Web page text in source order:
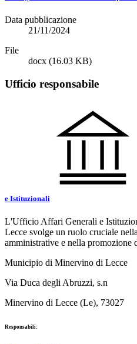
Data pubblicazione
21/11/2024
File
docx (16.03 KB)
Ufficio responsabile
e Istituzionali
L'Ufficio Affari Generali e
Lecce svolge un ruolo cruciale
amministrative e nella promozione
Municipio di Minervino di Lecce
Via Duca degli Abruzzi, s.n
Minervino di Lecce (Le), 73027
Responsabili: